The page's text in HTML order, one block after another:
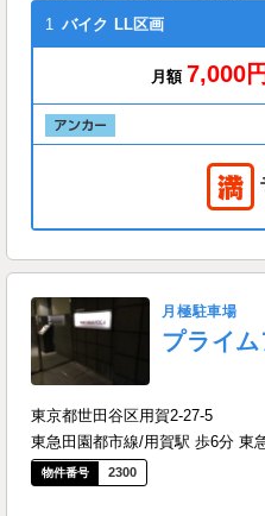
1 バイク LL区画
月額 7,000円
月極駐車場
プライ
東京都世田谷区用賀2-27-5
東急田園都市線/用賀駅 歩6分 東
2300